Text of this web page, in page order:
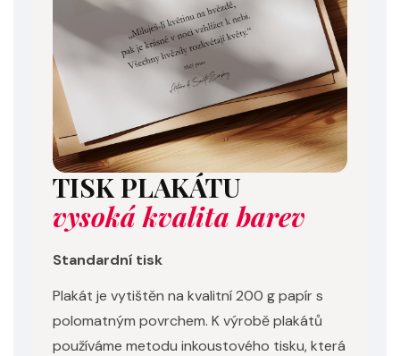
TISK PLAKÁTU
vysoká kvalita barev
Standardní tisk
Plakát je vytištěn na kvalitní 200 g papír s
polomatným povrchem. K výrobě plakátů
používáme metodu inkoustového tisku, která